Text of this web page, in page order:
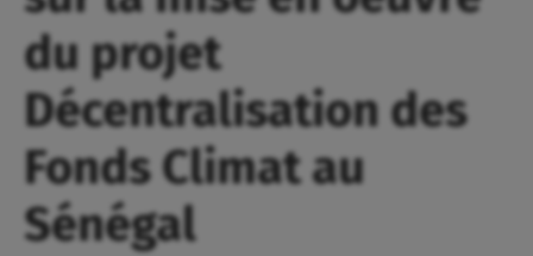
du projet
Décentralisation des
Fonds Climat au
Sénégal